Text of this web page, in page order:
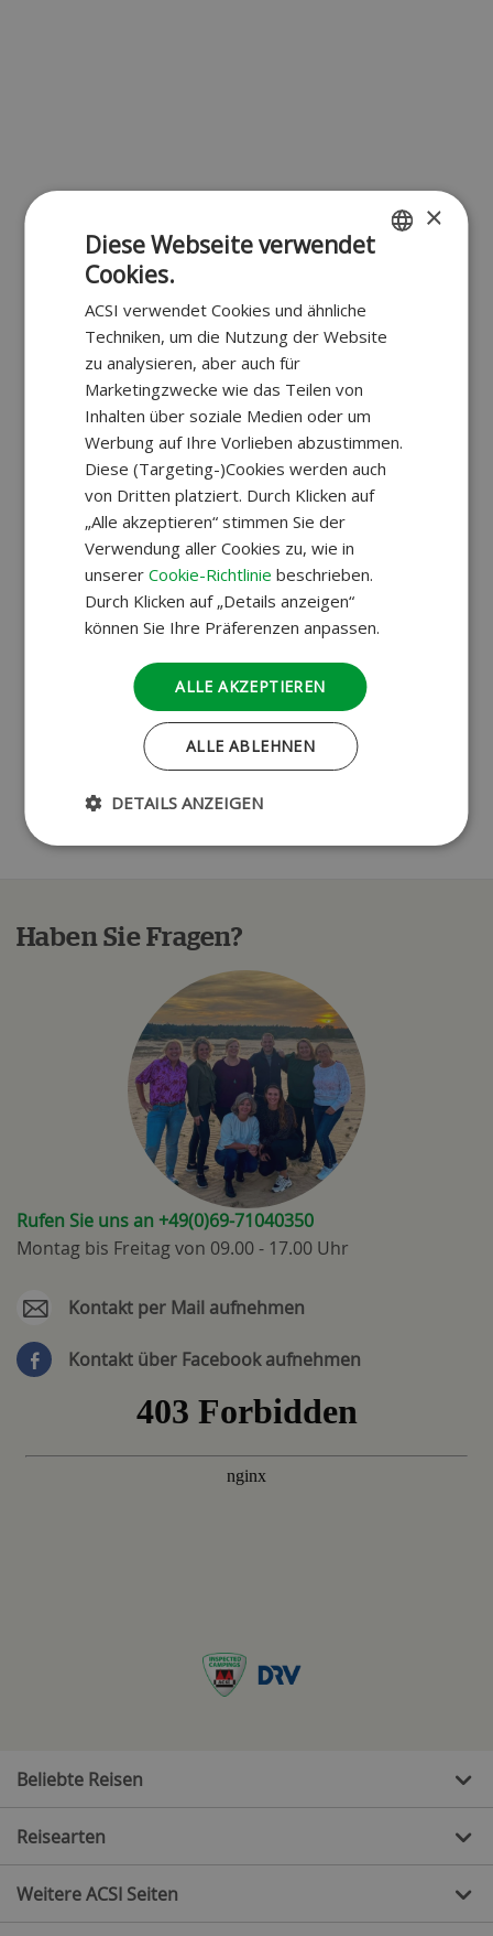
Haben Sie Fragen?
Rufen Sie uns an +49(0)69-71040350
Montag bis Freitag von 09.00 - 17.00 Uhr
Kontakt per Mail aufnehmen
Kontakt über Facebook aufnehmen
Beliebte Reisen
Reisearten
Weitere ACSI Seiten
×
Diese Webseite verwendet
Cookies.
ACSI verwendet Cookies und ähnliche
Techniken, um die Nutzung der Website
zu analysieren, aber auch für
Marketingzwecke wie das Teilen von
Inhalten über soziale Medien oder um
Werbung auf Ihre Vorlieben abzustimmen.
Diese (Targeting-)Cookies werden auch
von Dritten platziert. Durch Klicken auf
„Alle akzeptieren“ stimmen Sie der
Verwendung aller Cookies zu, wie in
unsererCookie-Richtlinie beschrieben.
Durch Klicken auf „Details anzeigen“
können Sie Ihre Präferenzen anpassen.
ALLE AKZEPTIEREN
ALLE ABLEHNEN
DETAILS ANZEIGEN